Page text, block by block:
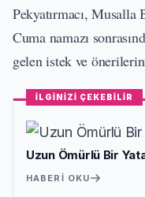
Pekyatırmacı, Musalla
Cuma namazı
gelen istek ve
İLGİNİZİ ÇEKEBİLİR
Uzun Ömürlü Bir
HABERI OKU